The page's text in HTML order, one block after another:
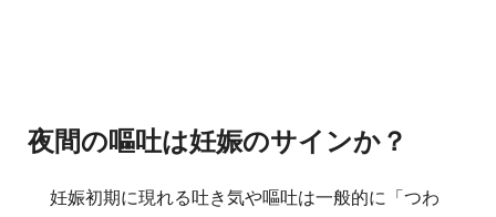
夜間の嘔吐は妊娠のサインか？
妊娠初期に現れる吐き気や嘔吐は一般的に「つわ